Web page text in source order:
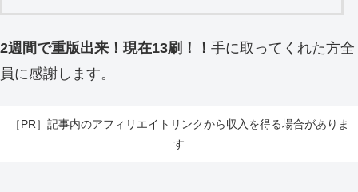
2週間で重版出来！現在13刷！！ 手に取ってくれた方全
員に感謝します。
［PR］記事内のアフィリエイトリンクから収入を得る場合がありま
す